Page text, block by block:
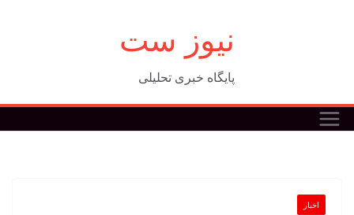
نیوز ست
پایگاه خبری تحلیلی
اخبار